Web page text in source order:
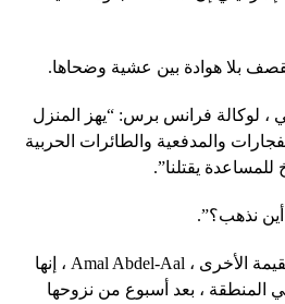
بلا هوادة بين عشية وضحاها.
، لوكالة فرانس برس: “يهز المنزل
والمدفعية والطائرات الحربية
يقتلنا”.
نذهب؟”.
وقالت إحدى السكان ، المقيمة الأخرى ، Amal Abdel-Aal ، إنها
المنطقة ، بعد أسبوع من نزوحها